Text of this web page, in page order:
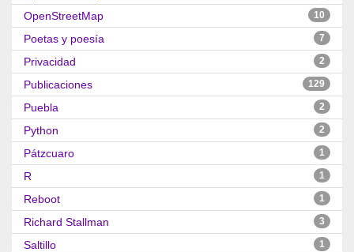
OpenStreetMap 10
Poetas y poesía 7
Privacidad 2
Publicaciones 129
Puebla 2
Python 2
Pátzcuaro 1
R 1
Reboot 1
Richard Stallman 3
Saltillo 1